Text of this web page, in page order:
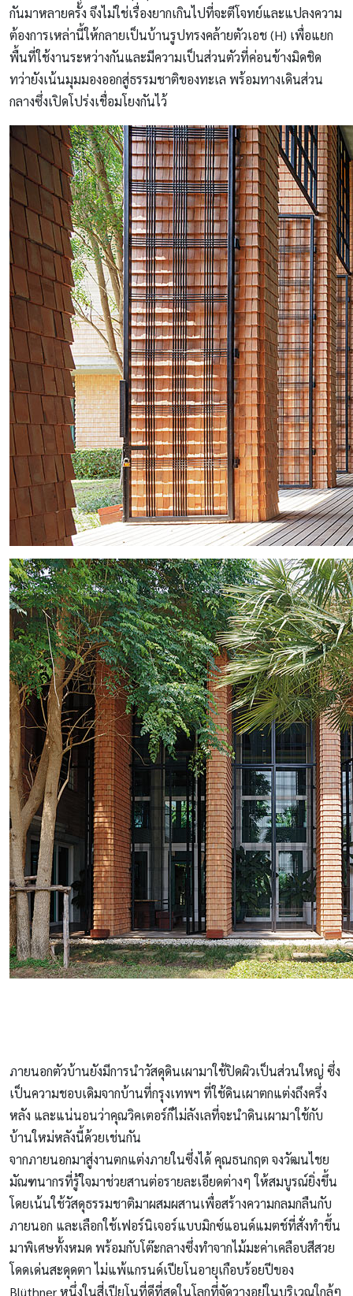
กันมาหลายครั้ง จึงไม่ใช่เรื่องยากเกินไปที่จะตีโจทย์และแปลงความ
ต้องการเหล่านี้ให้กลายเป็นบ้านรูปทรงคล้ายตัวเอช (H) เพื่อแยก
พื้นที่ใช้งานระหว่างกันและมีความเป็นส่วนตัวที่ค่อนข้างมิดชิด
ทว่ายังเน้นมุมมองออกสู่ธรรมชาติของทะเล พร้อมทางเดินส่วน
กลางซึ่งเปิดโปร่งเชื่อมโยงกันไว้
ภายนอกตัวบ้านยังมีการนำวัสดุดินเผามาใช้ปิดผิวเป็นส่วนใหญ่ ซึ่ง
เป็นความชอบเดิมจากบ้านที่กรุงเทพฯ ที่ใช้ดินเผาตกแต่งถึงครึ่ง
หลัง และแน่นอนว่าคุณวิคเตอร์ก็ไม่ลังเลที่จะนำดินเผามาใช้กับ
บ้านใหม่หลังนี้ด้วยเช่นกัน
จากภายนอกมาสู่งานตกแต่งภายในซึ่งได้ คุณธนกฤต จงวัฒนไชย
มัณฑนากรที่รู้ใจมาช่วยสานต่อรายละเอียดต่างๆ ให้สมบูรณ์ยิ่งขึ้น
โดยเน้นใช้วัสดุธรรมชาติมาผสมผสานเพื่อสร้างความกลมกลืนกับ
ภายนอก และเลือกใช้เฟอร์นิเจอร์แบบมิกซ์แอนด์แมตช์ที่สั่งทำขึ้น
มาพิเศษทั้งหมด พร้อมกับโต๊ะกลางซึ่งทำจากไม้มะค่าเคลือบสีสวย
โดดเด่นสะดุดตา ไม่แพ้แกรนด์เปียโนอายุเกือบร้อยปีของ
Blüthner หนึ่งในสี่เปียโนที่ดีที่สุดในโลกที่จัดวางอยู่ในบริเวณใกล้ๆ